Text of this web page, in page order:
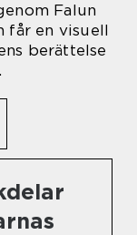
Falun
får en visuell
berättelse